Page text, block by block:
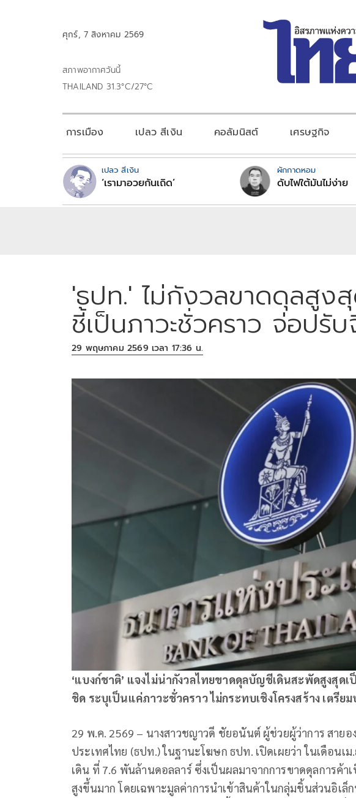
ศุกร์, 7 สิงหาคม 2569
สภาพอากาศวันนี้
THAILAND 31.3°C/27°C
การเมือง เปลว สีเงิน คอลัมนิสต์ เศรษฐกิจ
เปลว สีเงิน
‘เรามาอวยกันเถิด’
ผักกาดหอม
ดับไฟใต้มันไม่ง่าย
'ธปท.' ไม่กังวลขาดดุลสูง
ชี้เป็นภาวะชั่วคราว จ่อปรั
29 พฤษภาคม 2569 เวลา 17:36 น.
‘แบงก์ชาติ’ แจงไม่น่ากังวลไทยขาดดุลบัญชีเดินสะพัดสูงสุด
ชิด ระบุเป็นแค่ภาวะชั่วคราว ไม่กระทบเชิงโครงสร้าง เตรี
29 พ.ค. 2569 – นางสาวชญาวดี ชัยอนันต์ ผู้ช่วยผู้ว่าการ สาย
ประเทศไทย (ธปท.) ในฐานะโฆษก ธปท. เปิดเผยว่า ในเดือน
เดิน ที่ 7.6 พันล้านดอลลาร์ ซึ่งเป็นผลมาจากการขาดดุลการค้า
สูงขึ้นมาก โดยเฉพาะมูลค่าการนำเข้าสินค้าในกลุ่มชิ้นส่วนอิเล็